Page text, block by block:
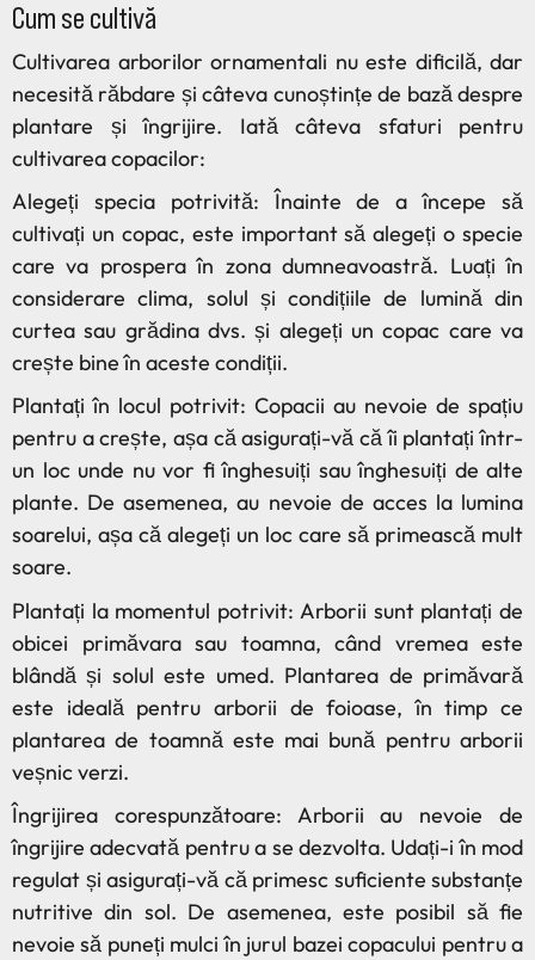
Cum se cultivă
Cultivarea arborilor ornamentali nu este dificilă, dar
necesită răbdare și câteva cunoștințe de bază despre
plantare și îngrijire. Iată câteva sfaturi pentru
cultivarea copacilor:
Alegeți specia potrivită: Înainte de a începe să
cultivați un copac, este important să alegeți o specie
care va prospera în zona dumneavoastră. Luați în
considerare clima, solul și condițiile de lumină din
curtea sau grădina dvs. și alegeți un copac care va
crește bine în aceste condiții.
Plantați în locul potrivit: Copacii au nevoie de spațiu
pentru a crește, așa că asigurați-vă că îi plantați într-
un loc unde nu vor fi înghesuiți sau înghesuiți de alte
plante. De asemenea, au nevoie de acces la lumina
soarelui, așa că alegeți un loc care să primească mult
soare.
Plantați la momentul potrivit: Arborii sunt plantați de
obicei primăvara sau toamna, când vremea este
blândă și solul este umed. Plantarea de primăvară
este ideală pentru arborii de foioase, în timp ce
plantarea de toamnă este mai bună pentru arborii
veșnic verzi.
Îngrijirea corespunzătoare: Arborii au nevoie de
îngrijire adecvată pentru a se dezvolta. Udați-i în mod
regulat și asigurați-vă că primesc suficiente substanțe
nutritive din sol. De asemenea, este posibil să fie
nevoie să puneți mulci în jurul bazei copacului pentru a